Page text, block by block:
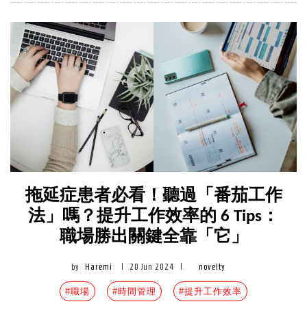
拖延症患者必看！聽過「番茄工作
法」嗎？提升工作效率的 6 Tips：
職場勝出關鍵全靠「它」
by Haremi 20 Jun 2024 novelty
#職場 #時間管理 #提升工作效率